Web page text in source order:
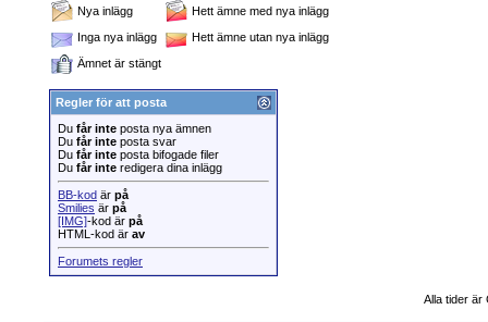
Nya inlägg
Hett ämne med nya inlägg
Inga nya inlägg
Hett ämne utan nya inlägg
Ämnet är stängt
Regler för att posta
Du får inte posta nya ämnen
Du får inte posta svar
Du får inte posta bifogade filer
Du får inte redigera dina inlägg
BB-kod är på
Smilies är på
[IMG]-kod är på
HTML-kod är av
Forumets regler
Alla tider är